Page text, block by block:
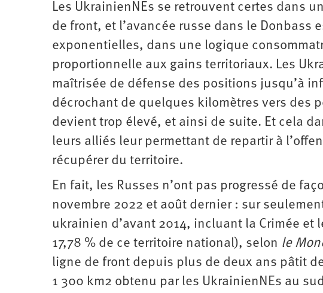
Les UkrainienNEs se retrouvent certes dans
de front, et l’avancée russe dans le Donbass
exponentielles, dans une logique
proportionnelle aux gains territoriaux. Les
maîtrisée de défense des positions jusqu’à
décrochant de quelques kilomètres vers des
devient trop élevé, et ainsi de suite. Et cela
leurs alliés leur permettant de repartir à
récupérer du territoire.
En fait, les Russes n’ont pas progressé de
novembre 2022 et août dernier : sur
ukrainien d’avant 2014, incluant la Crimée
17,78 % de ce territoire national), selon le
ligne de front depuis plus de deux ans pâtit
1 300 km2 obtenu par les UkrainienNEs au